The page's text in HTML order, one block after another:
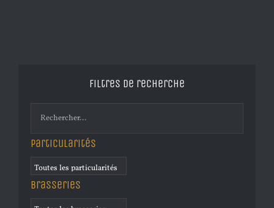
Filtres de recherche
Particularités
Brasseries